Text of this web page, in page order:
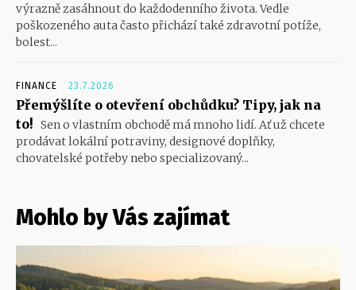
výrazně zasáhnout do každodenního života. Vedle
poškozeného auta často přichází také zdravotní potíže,
bolest...
FINANCE 23.7.2026
Přemýšlíte o otevření obchůdku? Tipy, jak na
to! Sen o vlastním obchodě má mnoho lidí. Ať už chcete
prodávat lokální potraviny, designové doplňky,
chovatelské potřeby nebo specializovaný...
Mohlo by Vás zajímat